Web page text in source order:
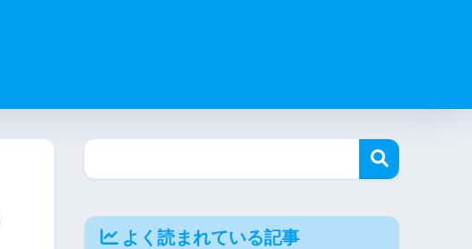
よく読まれている記事